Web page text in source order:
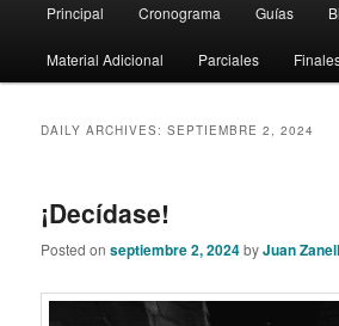
Skip
to
Skip
to
Principal Cronograma Guías
Material Adicional Parciales
DAILY ARCHIVES:SEPTIEMBRE 2, 2024
¡Decídase!
Posted onseptiembre 2, 2024byJuan